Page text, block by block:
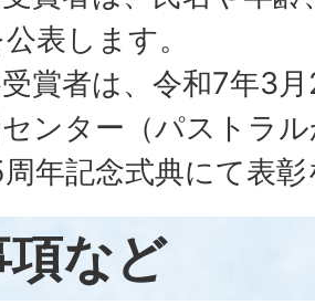
表します。
受賞者は、令和7年3
ンター（パストラ
年記念式典にて表
など